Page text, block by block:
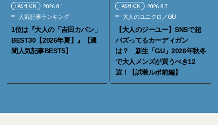
FASHION 2026.8.1
人気記事ランキング
1位は『大人の「吉田カバン」
BEST30【2026年夏】』【週
間人気記事BEST5】
FASHION 2026.8.7
大人のユニクロ／GU
【大人のジーユー】SNSで超
バズってるカーディガン
は？ 新生「GU」2026年秋冬
で大人メンズが買うべき12
選！【試着ルポ前編】